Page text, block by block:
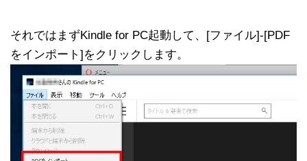
それではまずKindle for PC起動して、[ファイル]-[PDF
をインポート]をクリックします。